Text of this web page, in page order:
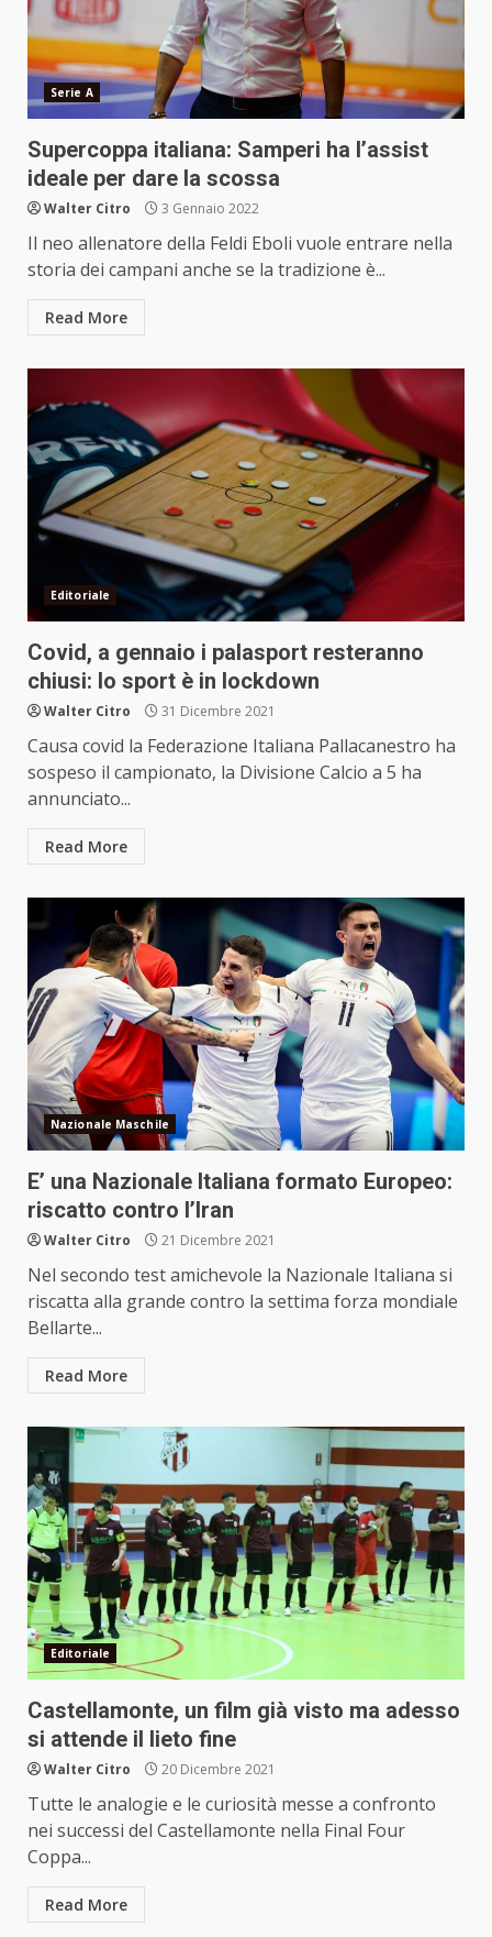
Serie A
Supercoppa italiana: Samperi ha l’assist
ideale per dare la scossa
Walter Citro 3 Gennaio 2022
Il neo allenatore della Feldi Eboli vuole entrare nella
storia dei campani anche se la tradizione è...
Read More
Editoriale
Covid, a gennaio i palasport resteranno
chiusi: lo sport è in lockdown
Walter Citro 31 Dicembre 2021
Causa covid la Federazione Italiana Pallacanestro ha
sospeso il campionato, la Divisione Calcio a 5 ha
annunciato...
Read More
Nazionale Maschile
E’ una Nazionale Italiana formato Europeo:
riscatto contro l’Iran
Walter Citro 21 Dicembre 2021
Nel secondo test amichevole la Nazionale Italiana si
riscatta alla grande contro la settima forza mondiale
Bellarte...
Read More
Editoriale
Castellamonte, un film già visto ma adesso
si attende il lieto fine
Walter Citro 20 Dicembre 2021
Tutte le analogie e le curiosità messe a confronto
nei successi del Castellamonte nella Final Four
Coppa...
Read More